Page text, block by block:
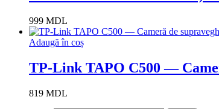
999 MDL
Adaugă în coș
TP-Link TAPO C500 —
819 MDL